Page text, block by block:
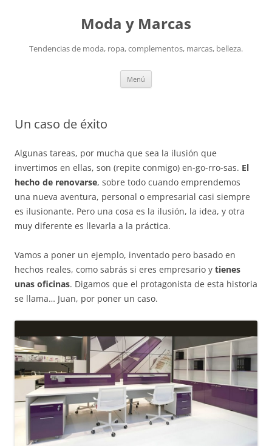
Moda y Marcas
Tendencias de moda, ropa, complementos, marcas, belleza.
Menú
Un caso de éxito
Algunas tareas, por mucha que sea la ilusión que
invertimos en ellas, son (repite conmigo) en-go-rro-sas. El
hecho de renovarse, sobre todo cuando emprendemos
una nueva aventura, personal o empresarial casi siempre
es ilusionante. Pero una cosa es la ilusión, la idea, y otra
muy diferente es llevarla a la práctica.
Vamos a poner un ejemplo, inventado pero basado en
hechos reales, como sabrás si eres empresario y tienes
unas oficinas. Digamos que el protagonista de esta historia
se llama… Juan, por poner un caso.